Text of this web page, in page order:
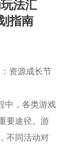
法汇
指南
资源成长节
中，各类游戏
要途径。游
不同活动对